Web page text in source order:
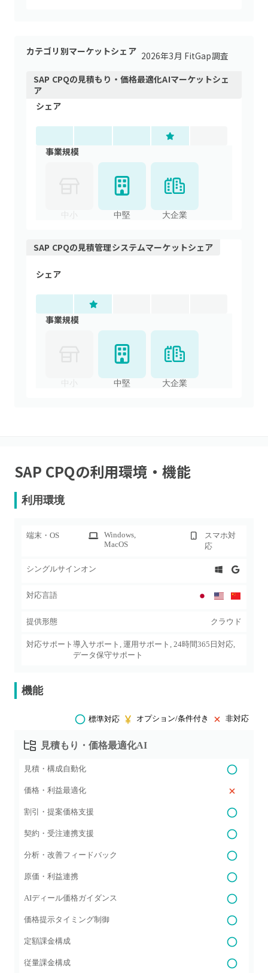
カテゴリ別マーケットシェア 2026年3月 FitGap調査
SAP CPQの見積もり・価格最適化AIマーケットシェ
ア
シェア
事業規模
中堅 大企業
SAP CPQの見積管理システムマーケットシェア
シェア
事業規模
中堅 大企業
SAP CPQの利用環境・機能
利用環境
端末・OS Windows,
MacOS
スマホ対
応
シングルサインオン
対応言語
提供形態 クラウド
対応サポート 導入サポート, 運用サポート, 24時間365日対応,
データ保守サポート
機能
標準対応 オプション/条件付き 非対応
見積もり・価格最適化AI
見積・構成自動化
価格・利益最適化
割引・提案価格支援
契約・受注連携支援
分析・改善フィードバック
原価・利益連携
AIディール価格ガイダンス
価格提示タイミング制御
定額課金構成
従量課金構成